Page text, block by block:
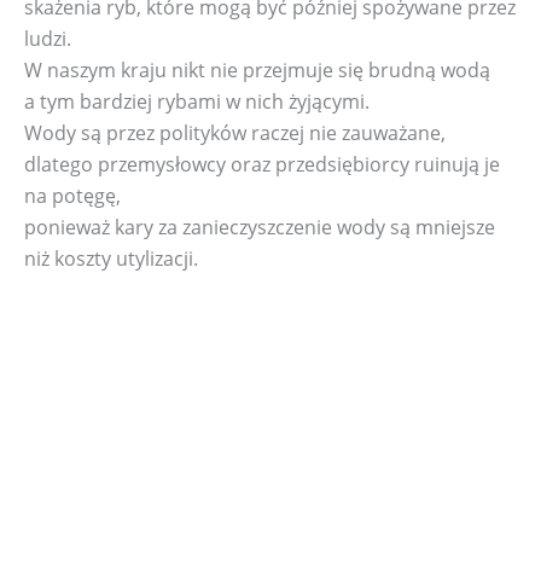
skażenia ryb, które mogą być później spożywane przez
ludzi.
W naszym kraju nikt nie przejmuje się brudną wodą
a tym bardziej rybami w nich żyjącymi.
Wody są przez polityków raczej nie zauważane,
dlatego przemysłowcy oraz przedsiębiorcy ruinują je
na potęgę,
ponieważ kary za zanieczyszczenie wody są mniejsze
niż koszty utylizacji.